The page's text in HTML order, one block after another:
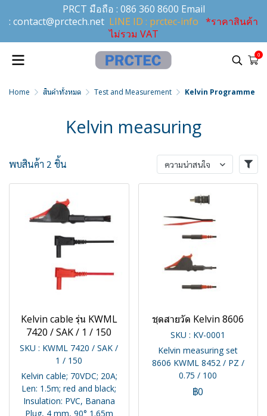
PRCT มือถือ : 086 360 8600 Email
: contact@prctech.net LINE ID : prctec-info *ราคาสินค้า
ไม่รวม VAT
0
Home สินค้าทั้งหมด Test and Measurement Kelvin Programme
Kelvin measuring
พบสินค้า 2 ชิ้น ความน่าสนใจ
Kelvin cable รุ่น KWML
7420 / SAK / 1 / 150
SKU : KWML 7420 / SAK /
1 / 150
Kelvin cable; 70VDC; 20A;
Len: 1.5m; red and black;
Insulation: PVC, Banana
Plug, 4 mm, 90° 1.65m
ชุดสายวัด Kelvin 8606
SKU : KV-0001
Kelvin measuring set
8606 KWML 8452 / PZ /
0.75 / 100
฿0